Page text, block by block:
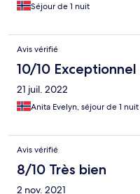
Séjour de 1 nuit
Avis vérifié
10/10 Exceptionnel
21 juil. 2022
Anita Evelyn, séjour de 1 nuit
Avis vérifié
8/10 Très bien
2 nov. 2021